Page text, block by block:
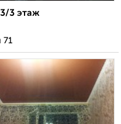
3 этаж
71